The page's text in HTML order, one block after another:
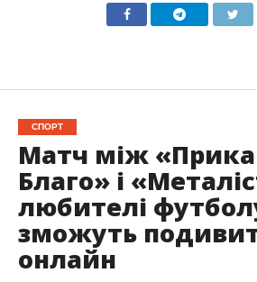
СПОРТ
Матч між
Благо» і
любителі
зможуть
онлайн